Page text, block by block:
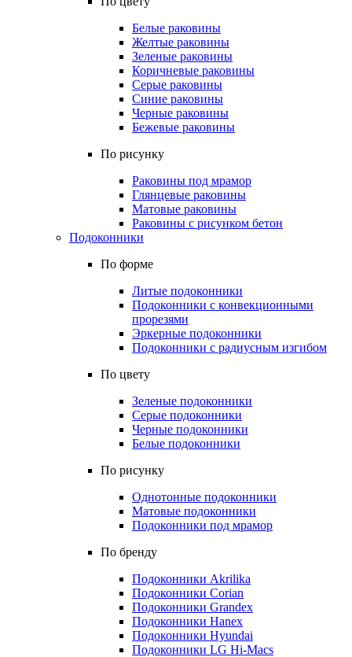
Белые раковины
Желтые раковины
Зеленые раковины
Коричневые раковины
Серые раковины
Синие раковины
Черные раковины
Бежевые раковины
По рисунку
Раковины под мрамор
Глянцевые раковины
Матовые раковины
Раковины с рисунком бетон
Подоконники
По форме
Литые подоконники
Подоконники с конвекционными
прорезями
Эркерные подоконники
Подоконники с радиусным изгибом
По цвету
Зеленые подоконники
Серые подоконники
Черные подоконники
Белые подоконники
По рисунку
Однотонные подоконники
Матовые подоконники
Подоконники под мрамор
По бренду
Подоконники Akrilika
Подоконники Corian
Подоконники Grandex
Подоконники Hanex
Подоконники Hyundai
Подоконники LG Hi-Macs